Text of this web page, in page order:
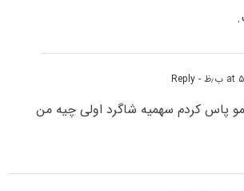
- Reply
پاس کردم سهمیه شاگرد اولی چیه من